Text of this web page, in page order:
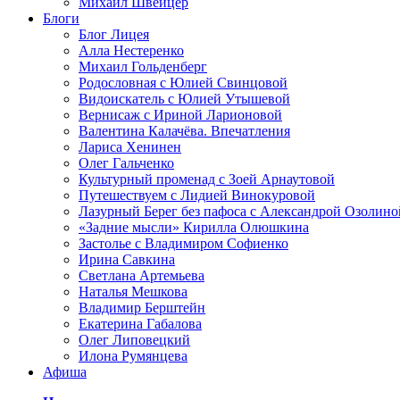
Блоги
Блог Лицея
Алла Нестеренко
Михаил Гольденберг
Родословная с Юлией Свинцовой
Видоискатель с Юлией Утышевой
Вернисаж с Ириной Ларионовой
Валентина Калачёва. Впечатления
Лариса Хенинен
Олег Гальченко
Культурный променад с Зоей Арнаутовой
Путешествуем с Лидией Винокуровой
Лазурный Берег без пафоса с Александрой
«Задние мысли» Кирилла Олюшкина
Застолье с Владимиром Софиенко
Ирина Савкина
Светлана Артемьева
Наталья Мешкова
Владимир Берштейн
Екатерина Габалова
Олег Липовецкий
Илона Румянцева
Афиша